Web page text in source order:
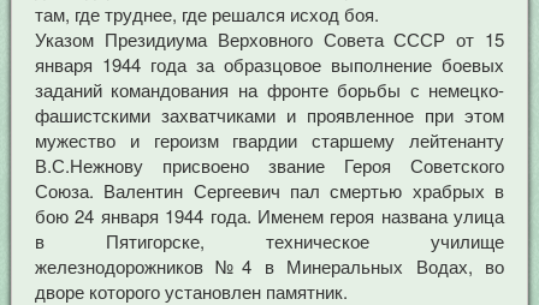
там, где труднее, где решался исход боя.
Указом Президиума Верховного Совета СССР от 15
января 1944 года за образцовое выполнение боевых
заданий командования на фронте борьбы с немецко-
фашистскими захватчиками и проявленное при этом
мужество и героизм гвардии старшему лейтенанту
В.С.Нежнову присвоено звание Героя Советского
Союза. Валентин Сергеевич пал смертью храбрых в
бою 24 января 1944 года. Именем героя названа улица
в Пятигорске, техническое училище
железнодорожников №4 в Минеральных Водах, во
дворе которого установлен памятник.